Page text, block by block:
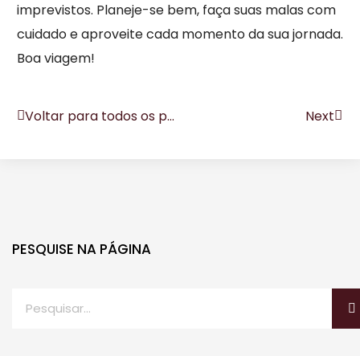
imprevistos. Planeje-se bem, faça suas malas com
cuidado e aproveite cada momento da sua jornada.
Boa viagem!
Voltar para todos os posts Next
PESQUISE NA PÁGINA